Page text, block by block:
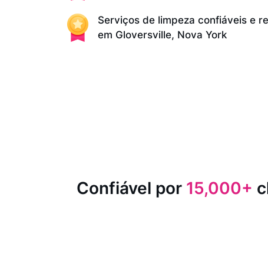
Serviços de limpeza confiáveis e
em Gloversville, Nova York
Confiável por 15,000+